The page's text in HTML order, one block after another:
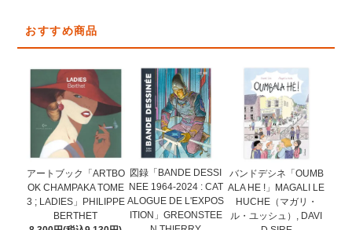
おすすめ商品
アートブック「ARTBO
OK CHAMPAKA TOME
3 ; LADIES」PHILIPPE
BERTHET
図録「BANDE DESSI
NEE 1964-2024 : CAT
ALOGUE DE L'EXPOS
ITION」GREONSTEE
バンドデシネ「OUMB
ALA HE !」MAGALI LE
HUCHE（マガリ・
ル・ユッシュ）, DAVI